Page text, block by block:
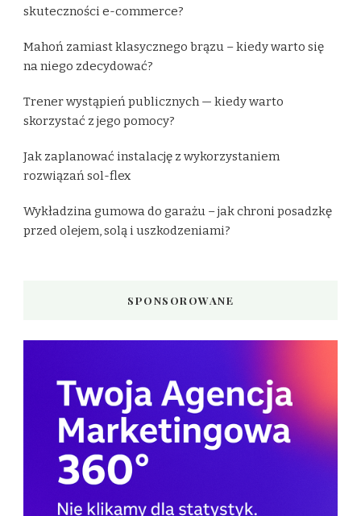
skuteczności e-commerce?
Mahoń zamiast klasycznego brązu – kiedy warto się
na niego zdecydować?
Trener wystąpień publicznych — kiedy warto
skorzystać z jego pomocy?
Jak zaplanować instalację z wykorzystaniem
rozwiązań sol-flex
Wykładzina gumowa do garażu – jak chroni posadzkę
przed olejem, solą i uszkodzeniami?
SPONSOROWANE